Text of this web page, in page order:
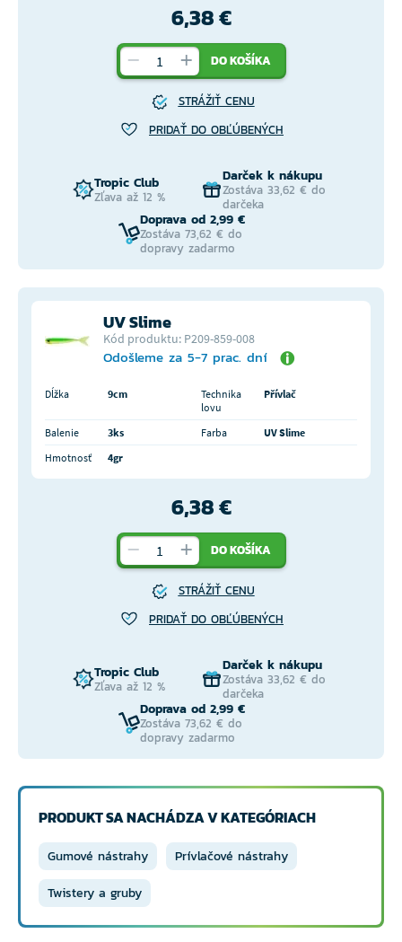
6,38 €
DO KOŠÍKA
STRÁŽIŤ CENU
PRIDAŤ DO OBĽÚBENÝCH
Tropic Club
Zľava až 12 %
Darček k nákupu
Zostáva 33,62 € do
darčeka
Doprava od 2,99 €
Zostáva 73,62 € do
dopravy zadarmo
UV Slime
Kód produktu: P209-859-008
Odošleme za 5-7 prac. dní
Dĺžka 9cm
Technika
lovu
Přívlač
Balenie 3ks Farba
UV Slime
Hmotnosť
4gr
6,38 €
DO KOŠÍKA
STRÁŽIŤ CENU
PRIDAŤ DO OBĽÚBENÝCH
Tropic Club
Zľava až 12 %
Darček k nákupu
Zostáva 33,62 € do
darčeka
Doprava od 2,99 €
Zostáva 73,62 € do
dopravy zadarmo
PRODUKT SA NACHÁDZA V KATEGÓRIACH
Gumové nástrahy
Prívlačové nástrahy
Twistery a gruby